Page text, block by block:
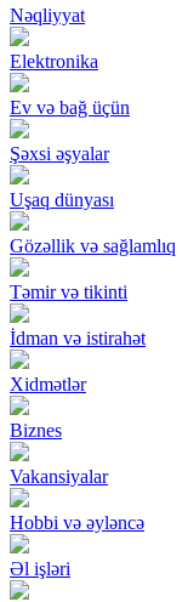
Nəqliyyat
Elektronika
Ev və bağ üçün
Şəxsi əşyalar
Uşaq dünyası
Gözəllik və sağlamlıq
Təmir və tikinti
İdman və istirahət
Xidmətlər
Biznes
Vakansiyalar
Hobbi və əyləncə
Əl işləri